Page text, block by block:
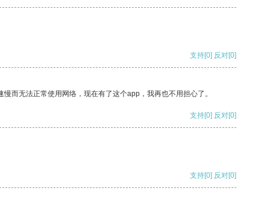
支持[0] 反对[0]
而无法正常使用网络，现在有了这个app，我再也不用担心了。
支持[0] 反对[0]
支持[0] 反对[0]